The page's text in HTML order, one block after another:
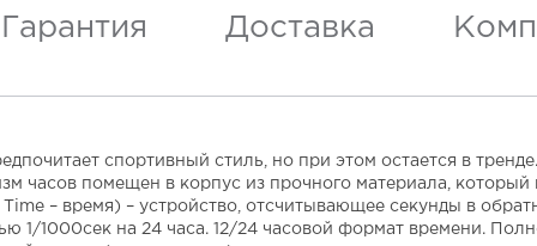
Гарантия Доставка
спортивный стиль, но при этом остается в
часов помещен в корпус из прочного материала,
– время) – устройство, отсчитывающее секунды в
1/1000сек на 24 часа. 12/24 часовой формат времени.